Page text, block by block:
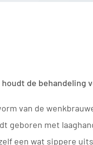
houdt de behandeling
van de
geboren met
een wat sippere